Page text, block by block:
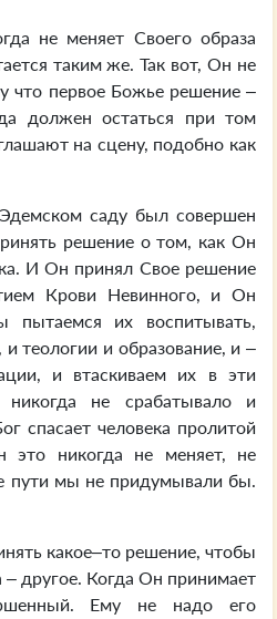
не меняет Своего образа
таким же. Так вот, Он не
что первое Божье решение –
должен остаться при том
на сцену, подобно как
саду был совершен
решение о том, как Он
И Он принял Свое решение
Крови Невинного, и Он
их воспитывать,
теологии и образование, и –
и втаскиваем их в эти
не срабатывало и
спасает человека пролитой
это никогда не меняет, не
пути мы не придумывали бы.
какое–то решение, чтобы
– другое. Когда Он принимает
Ему не надо его